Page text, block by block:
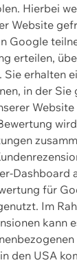
Hierbei
Website
Google
erteilen,
erhalten
in der Sie
Dashboard
für
Im
kann
den USA